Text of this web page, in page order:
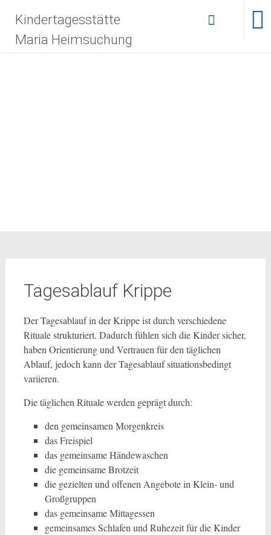
Inhalt
springen
Kindertagesstätte
Maria Heimsuchung
Tagesablauf Krippe
Der Tagesablauf in der Krippe ist durch verschiedene
Rituale strukturiert. Dadurch fühlen sich die Kinder sicher,
haben Orientierung und Vertrauen für den täglichen
Ablauf, jedoch kann der Tagesablauf situationsbedingt
variieren.
Die täglichen Rituale werden geprägt durch:
den gemeinsamen Morgenkreis
das Freispiel
das gemeinsame Händewaschen
die gemeinsame Brotzeit
die gezielten und offenen Angebote in Klein- und
Großgruppen
das gemeinsame Mittagessen
gemeinsames Schlafen und Ruhezeit für die Kinder